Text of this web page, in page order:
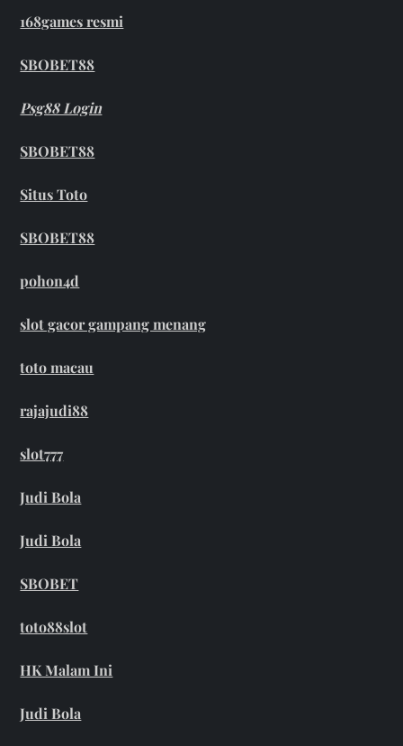
168games resmi
SBOBET88
Psg88 Login
SBOBET88
Situs Toto
SBOBET88
pohon4d
slot gacor gampang menang
toto macau
rajajudi88
slot777
Judi Bola
Judi Bola
SBOBET
toto88slot
HK Malam Ini
Judi Bola